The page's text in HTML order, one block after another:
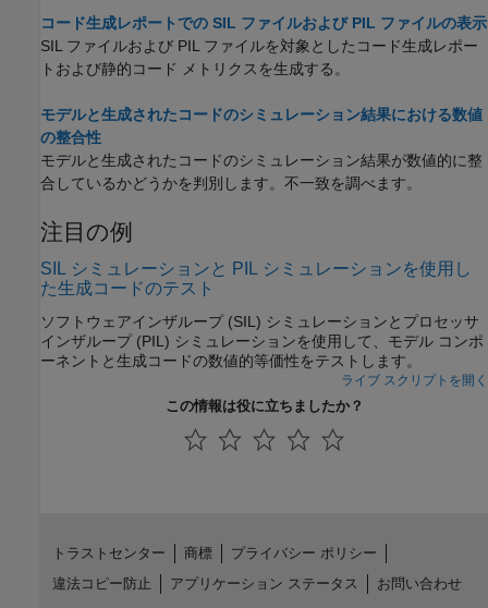
コード生成レポートでの SIL ファイルおよび PIL ファイルの表示
SIL ファイルおよび PIL ファイルを対象としたコード生成レポー
トおよび静的コード メトリクスを生成する。
モデルと生成されたコードのシミュレーション結果における数値
の整合性
モデルと生成されたコードのシミュレーション結果が数値的に整
合しているかどうかを判別します。不一致を調べます。
注目の例
SIL シミュレーションと PIL シミュレーションを使用し
た生成コードのテスト
ソフトウェアインザループ (SIL) シミュレーションとプロセッサ
インザループ (PIL) シミュレーションを使用して、モデル コンポ
ーネントと生成コードの数値的等価性をテストします。
ライブ スクリプトを開く
この情報は役に立ちましたか？
トラストセンター 商標
プライバシー ポリシー
違法コピー防止
アプリケーション ステータス
お問い合わせ